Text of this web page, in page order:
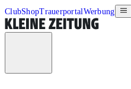
ClubShopTrauerportalWerbung